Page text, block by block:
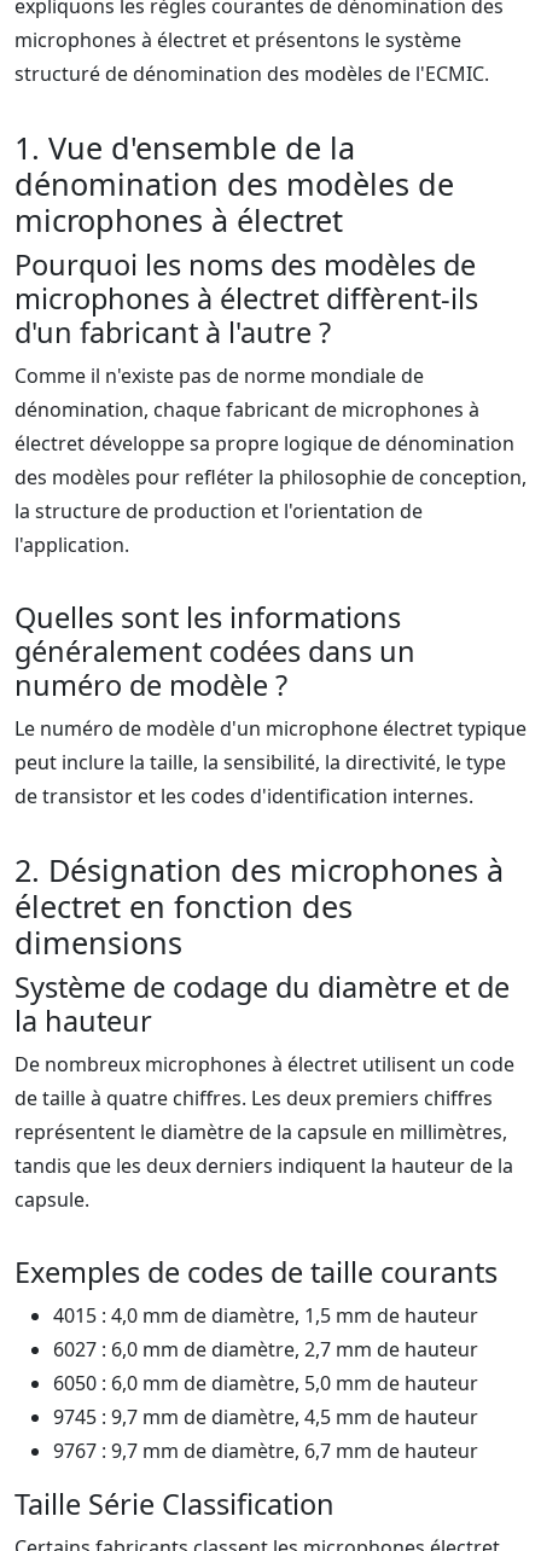
expliquons les règles courantes de dénomination des
microphones à électret et présentons le système
structuré de dénomination des modèles de l'ECMIC.
1. Vue d'ensemble de la
dénomination des modèles de
microphones à électret
Pourquoi les noms des modèles de
microphones à électret diffèrent-ils
d'un fabricant à l'autre ?
Comme il n'existe pas de norme mondiale de
dénomination, chaque fabricant de microphones à
électret développe sa propre logique de dénomination
des modèles pour refléter la philosophie de conception,
la structure de production et l'orientation de
l'application.
Quelles sont les informations
généralement codées dans un
numéro de modèle ?
Le numéro de modèle d'un microphone électret typique
peut inclure la taille, la sensibilité, la directivité, le type
de transistor et les codes d'identification internes.
2. Désignation des microphones à
électret en fonction des
dimensions
Système de codage du diamètre et de
la hauteur
De nombreux microphones à électret utilisent un code
de taille à quatre chiffres. Les deux premiers chiffres
représentent le diamètre de la capsule en millimètres,
tandis que les deux derniers indiquent la hauteur de la
capsule.
Exemples de codes de taille courants
4015 : 4,0 mm de diamètre, 1,5 mm de hauteur
6027 : 6,0 mm de diamètre, 2,7 mm de hauteur
6050 : 6,0 mm de diamètre, 5,0 mm de hauteur
9745 : 9,7 mm de diamètre, 4,5 mm de hauteur
9767 : 9,7 mm de diamètre, 6,7 mm de hauteur
Taille Série Classification